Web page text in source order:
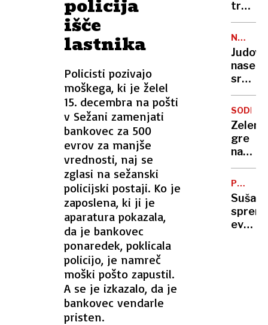
policija
išče
lastnika
Policisti pozivajo
moškega, ki je želel
15. decembra na pošti
v Sežani zamenjati
bankovec za 500
evrov za manjše
vrednosti, naj se
zglasi na sežanski
policijski postaji. Ko je
zaposlena, ki ji je
aparatura pokazala,
da je bankovec
ponaredek, poklicala
policijo, je namreč
moški pošto zapustil.
A se je izkazalo, da je
bankovec vendarle
pristen.
vse
hujši?
trend
skrbi
slog
sredi
noči
požgali
vas
na
bregu,
več
gre
na
obisk
k
Vučiću:
"To
je za
Ruse
Suša